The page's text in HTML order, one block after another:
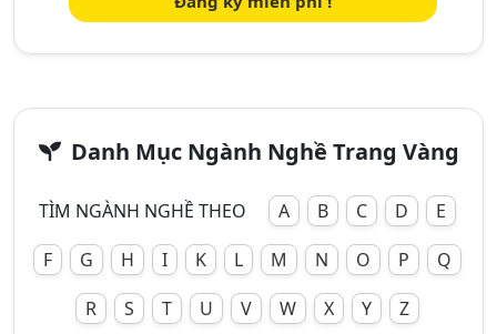
Danh Mục Ngành Nghề Trang Vàng
TÌM NGÀNH NGHỀ THEO A B C D
E
F
G H I K L M N O P
Q
R
S T U V W X Y Z